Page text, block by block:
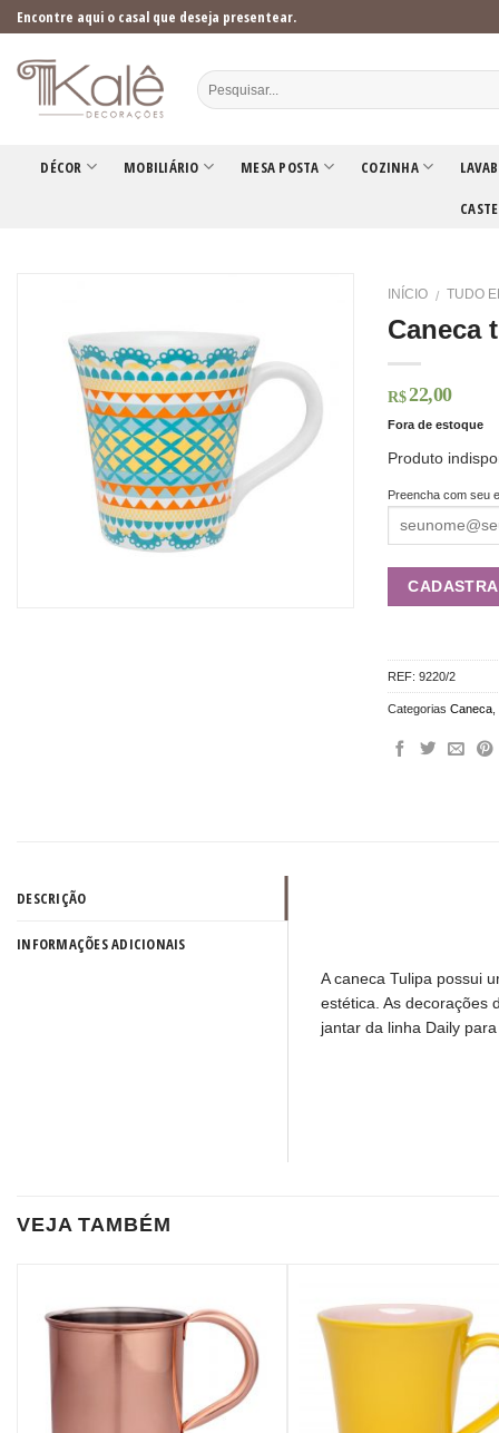
Skip
to
content
Encontre aqui o casal que deseja presentear.
DÉCOR MOBILIÁRIO MESA POSTA COZINHA
INÍCIO / TUDO
Caneca
R$ 22,00
Fora de estoque
Produto
Preencha com seu
REF:9220/2
CategoriasCaneca
DESCRIÇÃO
INFORMAÇÕES ADICIONAIS
A caneca Tulipa possui
estética. As decorações
jantar da linha Daily
VEJA TAMBÉM